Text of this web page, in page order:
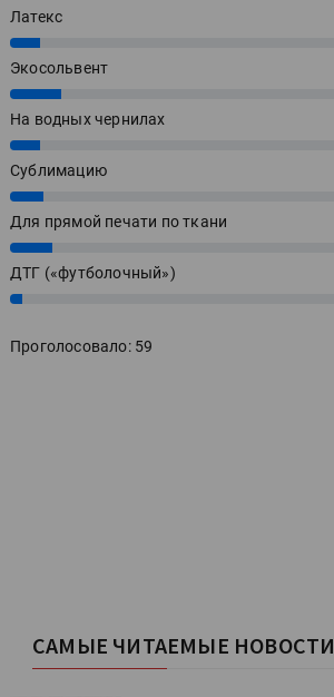
Латекс
7%
Экосольвент
12%
На водных чернилах
7%
Сублимацию
8%
Для прямой печати по ткани
10%
ДТГ («футболочный»)
3%
Проголосовало: 59
САМЫЕ ЧИТАЕМЫЕ НОВОСТИ